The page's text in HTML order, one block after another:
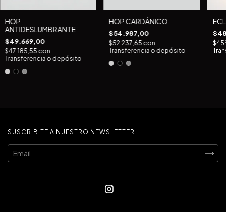
HOP
ANTIDESLUMBRANTE
$49.669,00
$47.185,55 con
Transferencia o depósito
HOP CARDÁNICO
$54.987,00
$52.237,65 con
Transferencia o depósito
SUSCRIBITE A NUESTRO NEWSLETTER